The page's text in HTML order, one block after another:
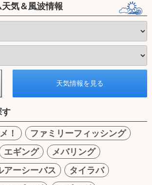
気＆風波情報
す
！
ファミリーフィッシング
エギング
メバリング
アーシーバス
タイラバ